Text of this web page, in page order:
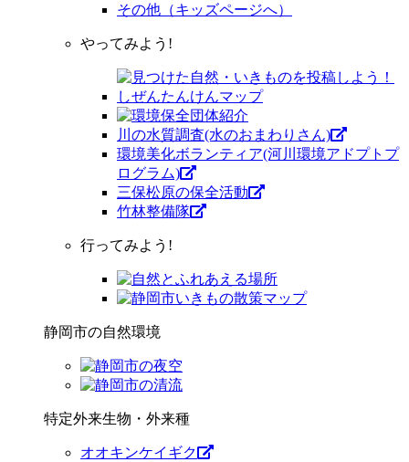
その他（キッズページへ）
やってみよう!
川の水質調査(水のおまわりさん)
環境美化ボランティア(河川環境アドプトプ
ログラム)
三保松原の保全活動
竹林整備隊
行ってみよう!
静岡市の自然環境
特定外来生物・外来種
オオキンケイギク